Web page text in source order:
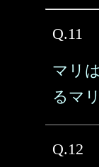
Q.11
マリ
るマ
Q.12